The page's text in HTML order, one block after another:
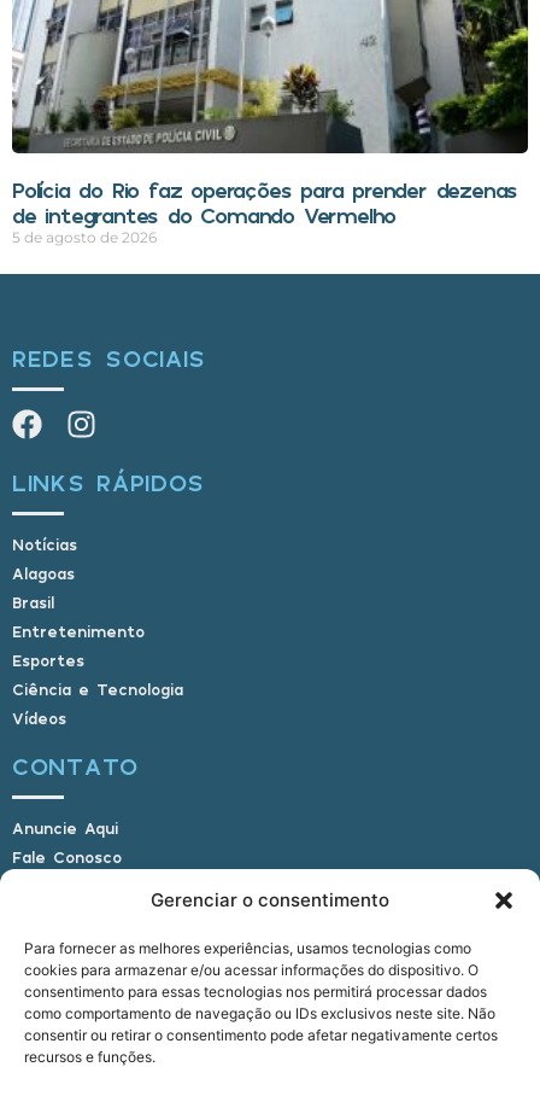
Gerenciar o consentimento
Para fornecer as melhores experiências, usamos tecnologias como
cookies para armazenar e/ou acessar informações do dispositivo. O
consentimento para essas tecnologias nos permitirá processar dados
como comportamento de navegação ou IDs exclusivos neste site. Não
consentir ou retirar o consentimento pode afetar negativamente certos
recursos e funções.
Polícia do Rio faz operações para prender dezenas
de integrantes do Comando Vermelho
5 de agosto de 2026
REDES SOCIAIS
LINKS RÁPIDOS
Notícias
Alagoas
Brasil
Entretenimento
Esportes
Ciência e Tecnologia
Vídeos
CONTATO
Anuncie Aqui
Fale Conosco
E-mail: alagoasbrasilnoticias@gmail.com
Telefone: (82) 9 9691-0391 (Whatsapp)
Responsável Técnico: Crysthyan Carlos
Rua do Sau - Centro - Anadia - AL - CEP: